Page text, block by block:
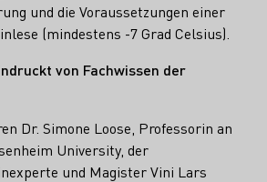
und die Voraussetzungen einer
(mindestens -7 Grad Celsius).
von Fachwissen der
Dr. Simone Loose, Professorin an
University, der
und Magister Vini Lars